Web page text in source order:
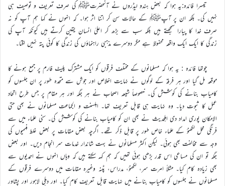
تیسرا فائدہ:یہ ہوا کہ بعض ہندو لیڈروں نے آنحضرتﷺ کی صرف تعریف و توصیف ہی
نہیں کی۔ بلکہ ان پر آپﷺ کے حالات سن کر اتنا اثر ہوا۔ کہ انہوں نے کہا ہم آپ کو نہ
صرف خدا کا پیارا سمجھتے ہیں بلکہ سب سے بڑھ کر اعلیٰ انسان یقین کرتے ہیں کیونکہ آپ کی
زندگی کا ایک ایک واقعہ محفوظ ہے مگر دوسرے مذہبی راہنماؤں کی زندگی کا کوئی پتہ نہیں لگتا۔
چوتھا فائدہ : یہ ہوا کہ مسلمانوں کے مختلف فرقوں کو ایک مشترک پلیٹ فارم پر جمع ہونے کا
موقعہ مل گیا اور ہر فرقہ کے لوگوں نے نہایت اخلاص اور جوش سے متحدہ طور پر ان جلسوں کو
کامیاب بنانے کی کوشش کی۔ خصوصاً شیعہ اصحاب نے ہر جگہ اور ہر مقام پر جس طرح اتحاد
عمل کا ثبوت دیا۔ وہ نہایت ہی قابل تعریف تھا۔ اہلسنت و الجماعت مسلمانوں نے بھی حتی
الامکان پوری امداد دی اہلحدیث نے بھی ان کو کامیاب بنانے کی کوشش کی۔ سنی علماء میں سے
فرنگی محل لکھنؤ کے علماء خاص طور پر قابل ذکر تھے۔ اگرچہ بعض مقامات پر بعض غلط فہمیوں کی
وجہ سے مخالفت بھی ہوئی۔ لیکن اکثر مسلمانوں نے بہت شاندار خدمات سر انجام دیں۔ اور بعض
جگہ تو ان کی مساعی اس قدر بڑھی ہوئی تھیں کہ ہم کہہ سکتے ہیں کہ وہاں انہوں نے احمدیوں سے
بھی زیادہ کام کیا۔ مثلاً امرت سر، لکھنؤ، مدراس، پٹنہ وغیرہ مقامات میں دوسرے فرقوں کے
مسلمانوں نے جلسوں کو کامیاب بنانے میں نہایت قابل تعریف کام کیا۔ اور دہلی لاہور اور پشاور